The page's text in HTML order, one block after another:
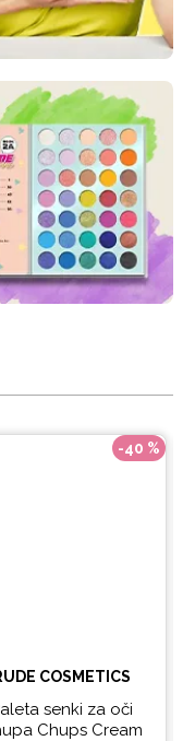
-40 %
COSMETICS
senki za oči
Chups Cream